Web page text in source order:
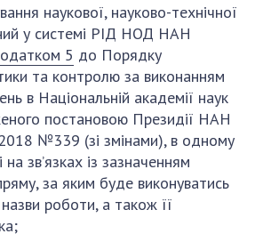
наукової, науково-технічної
у системі РІД НОД НАН
5 до Порядку
та контролю за виконанням
в Національній академії наук
постановою Президії НАН
№339 (зі змінами), в одному
зв’язках із зазначенням
за яким буде виконуватись
роботи, а також її